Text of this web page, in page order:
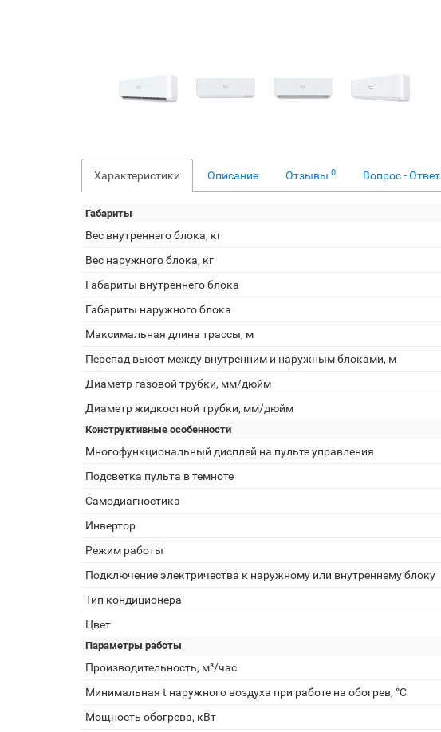
Характеристики Описание Отзывы 0 Вопрос - Ответ
Габариты
Вес внутреннего блока, кг
Вес наружного блока, кг
Габариты внутреннего блока
Габариты наружного блока
Максимальная длина трассы, м
Перепад высот между внутренним и наружным блоками, м
Диаметр газовой трубки, мм/дюйм
Диаметр жидкостной трубки, мм/дюйм
Конструктивные особенности
Многофункциональный дисплей на пульте управления
Подсветка пульта в темноте
Самодиагностика
Инвертор
Режим работы
Подключение электричества к наружному или внутреннему блоку
Тип кондиционера
Цвет
Параметры работы
Производительность, м³/час
Минимальная t наружного воздуха при работе на обогрев, °С
Мощность обогрева, кВт